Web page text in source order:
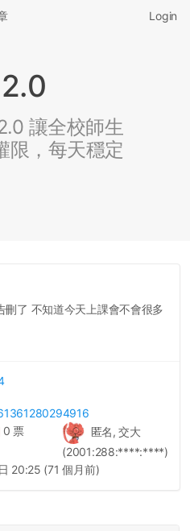
Login
讓全校師生
限，每天穩定
了 不知道今天上課會不會很多
匿名, 交大
(2001:288:****:****)
0 票
20:25 (71 個月前)